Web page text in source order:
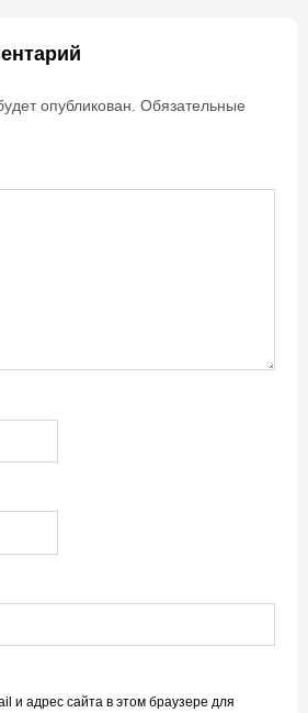
опубликован. Обязательные
и адрес сайта в этом браузере для